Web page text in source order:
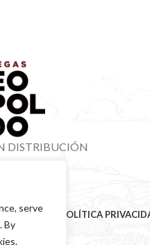
serve
By
DISTRIBUCIÓN
SITEMAP POLÍTICA